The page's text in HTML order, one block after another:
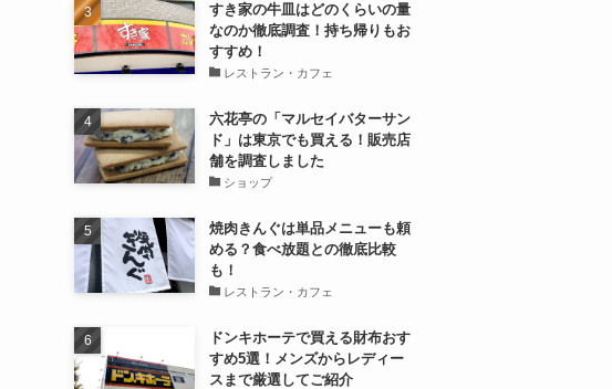
すき家の牛皿はどのくらいの量
なのか徹底調査！持ち帰りもお
すすめ！
レストラン・カフェ
六花亭の「マルセイバターサン
ド」は東京でも買える！販売店
舗を調査しました
ショップ
焼肉きんぐは単品メニューも頼
める？食べ放題との徹底比較
も！
レストラン・カフェ
ドンキホーテで買える財布おす
すめ5選！メンズからレディー
スまで厳選してご紹介